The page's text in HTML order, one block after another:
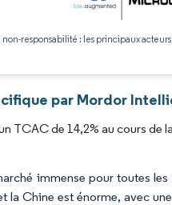
non-responsabilité : les principaux
par Mordor
TCAC de 14,2% au cours de
immense pour toutes
Chine est énorme, avec